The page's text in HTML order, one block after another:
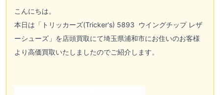
こんにちは。
本日は「 トリッカーズ(Tricker's) 5893 ウイングチップ レザ
ーシューズ」を店頭買取にて埼玉県浦和市にお住いのお客様
より高価買取いたしましたのでご紹介します。